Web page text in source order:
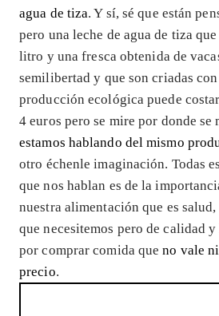
agua de tiza. Y sí, sé que están
pero una leche de agua de tiza
litro y una fresca obtenida de
semilibertad y que son criadas
producción ecológica puede
4 euros pero se mire por donde se
estamos hablando del mismo
otro échenle imaginación. Todas
que nos hablan es de la
nuestra alimentación que es
que necesitemos pero de calidad
por comprar comida queno vale
precio.